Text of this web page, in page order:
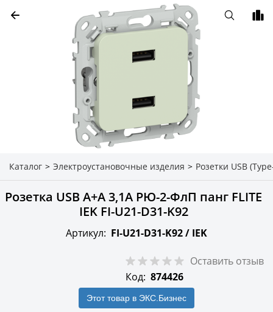
Каталог > Электроустановочные изделия > Розетки USB
Розетка USB A+A 3,1А РЮ-2-ФлП панг FLITE
IEK FI-U21-D31-K92
Артикул: FI-U21-D31-K92 / IEK
Оставить отзыв
Код: 874426
Этот товар в ЭКС.Бизнес